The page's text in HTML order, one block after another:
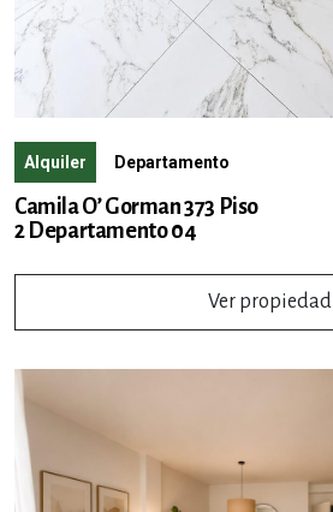
Alquiler Departamento
Camila O’ Gorman 373 Piso
2 Departamento 04
Ver propiedad